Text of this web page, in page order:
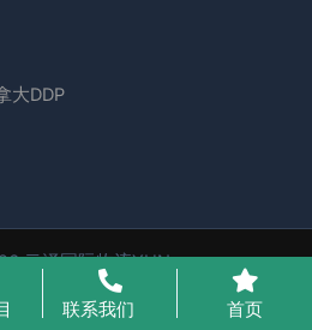
大DDP
云泽国际物流YUNcargo
备2023046221号-1
联系我们 首页